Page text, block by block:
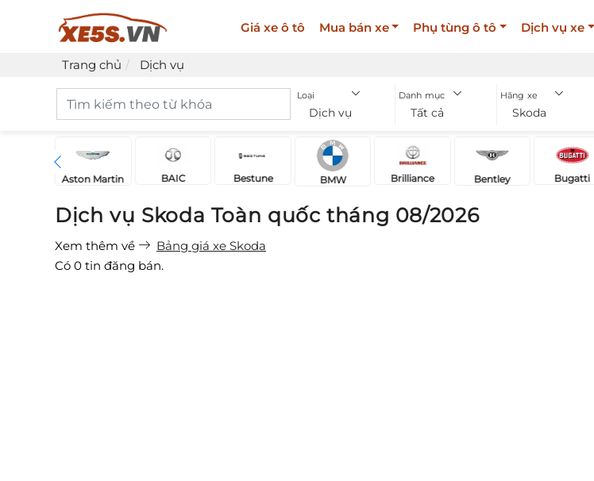
Giá xe ô tô Mua bán xe Phụ tùng ô tô Dịch vụ xe
Trang chủ Dịch vụ
Loại
Dịch vụ
Danh mục
Tất cả
Hãng xe
Skoda
Aston Martin BAIC Bestune BMW Brilliance Bentley Bugatti
Dịch vụ Skoda Toàn quốc tháng 08/2026
Xem thêm về
Bảng giá xe Skoda
Có 0 tin đăng bán.